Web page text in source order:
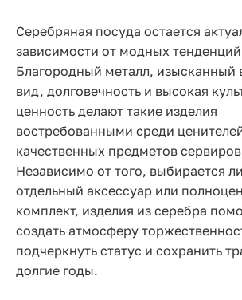
Серебряная посуда остается
зависимости от модных
Благородный металл, изысканный
вид, долговечность и высокая
ценность делают такие изделия
востребованными среди
качественных предметов
Независимо от того, выбирается ли
отдельный аксессуар или
комплект, изделия из серебра
создать атмосферу
подчеркнуть статус и сохранить
долгие годы.